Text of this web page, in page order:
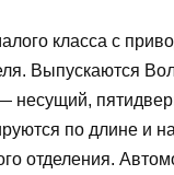
класса с
Выпускаются
несущий,
по длине и
отделения.